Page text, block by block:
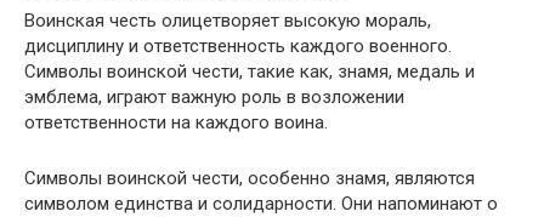
Воинская честь олицетворяет высокую мораль,
дисциплину и ответственность каждого военного.
Символы воинской чести, такие как, знамя, медаль и
эмблема, играют важную роль в возложении
ответственности на каждого воина.
Символы воинской чести, особенно знамя, являются
символом единства и солидарности. Они напоминают о